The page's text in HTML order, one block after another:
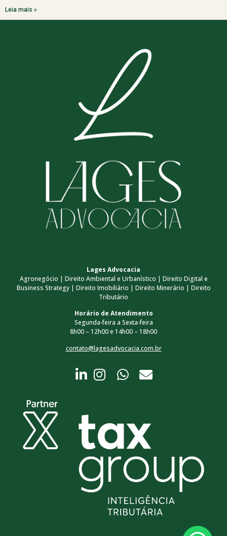
Leia mais »
Lages Advocacia
Agronegócio | Direito Ambiental e Urbanístico | Direito Digital e
Business Strategy | Direito Imobiliário | Direito Minerário | Direito
Tributário
Horário de Atendimento
Segunda-feira a Sexta-feira
8h00 – 12h00 e 14h00 – 18h00
contato@lagesadvocacia.com.br